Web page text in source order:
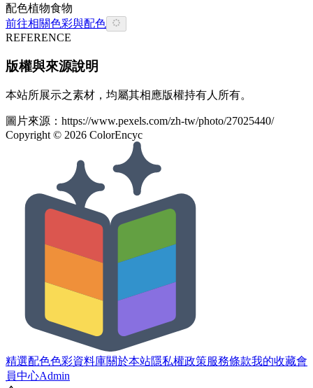
配色植物食物
前往相關色彩與配色
REFERENCE
版權與來源說明
本站所展示之素材，均屬其相應版權持有人所有。
圖片來源： https://www.pexels.com/zh-tw/photo/27025440/
Copyright © 2026 ColorEncyc
精選配色色彩資料庫關於本站隱私權政策服務條款我的收藏會
員中心Admin